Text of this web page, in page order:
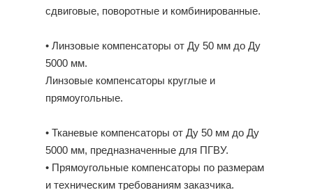
сдвиговые, поворотные и комбинированные.
• Линзовые компенсаторы от Ду 50 мм до Ду
5000 мм.
Линзовые компенсаторы круглые и
прямоугольные.
• Тканевые компенсаторы от Ду 50 мм до Ду
5000 мм, предназначенные для ПГВУ.
• Прямоугольные компенсаторы по размерам
и техническим требованиям заказчика.